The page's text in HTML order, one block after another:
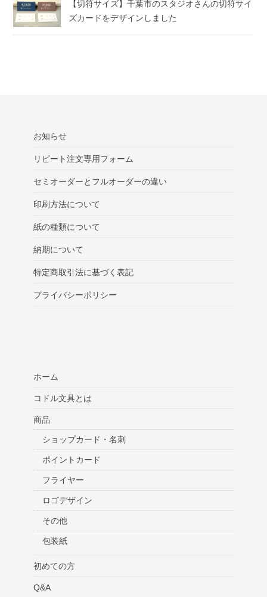
【切符サイズ】千葉市のスタジオさんの切符サイ
ズカードをデザインしました
お知らせ
リピート注文専用フォーム
セミオーダーとフルオーダーの違い
印刷方法について
紙の種類について
納期について
特定商取引法に基づく表記
プライバシーポリシー
ホーム
コドル文具とは
商品
ショップカード・名刺
ポイントカード
フライヤー
ロゴデザイン
その他
包装紙
初めての方
Q&A